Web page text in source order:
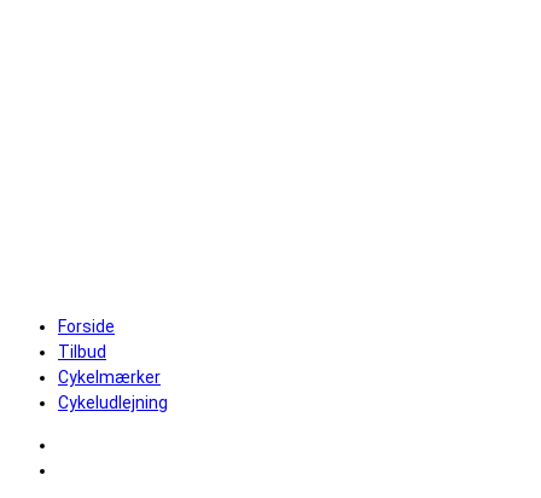
Andens Cykel Fix
Forside
Tilbud
Cykelmærker
Cykeludlejning